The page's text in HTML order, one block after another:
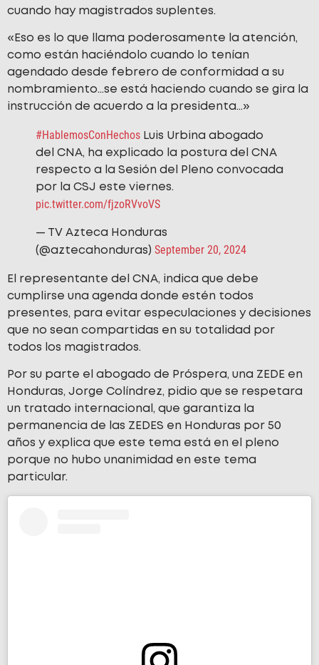
cuando hay magistrados suplentes.
«Eso es lo que llama poderosamente la atención,
como están haciéndolo cuando lo tenían
agendado desde febrero de conformidad a su
nombramiento…se está haciendo cuando se gira la
instrucción de acuerdo a la presidenta…»
#HablemosConHechos Luis Urbina abogado
del CNA, ha explicado la postura del CNA
respecto a la Sesión del Pleno convocada
por la CSJ este viernes.
pic.twitter.com/fjzoRVvoVS
— TV Azteca Honduras
(@aztecahonduras) September 20, 2024
El representante del CNA, indica que debe
cumplirse una agenda donde estén todos
presentes, para evitar especulaciones y decisiones
que no sean compartidas en su totalidad por
todos los magistrados.
Por su parte el abogado de Próspera, una ZEDE en
Honduras, Jorge Colíndrez, pidio que se respetara
un tratado internacional, que garantiza la
permanencia de las ZEDES en Honduras por 50
años y explica que este tema está en el pleno
porque no hubo unanimidad en este tema
particular.